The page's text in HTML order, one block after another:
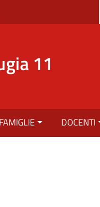
11
FAMIGLIE DOCENTI